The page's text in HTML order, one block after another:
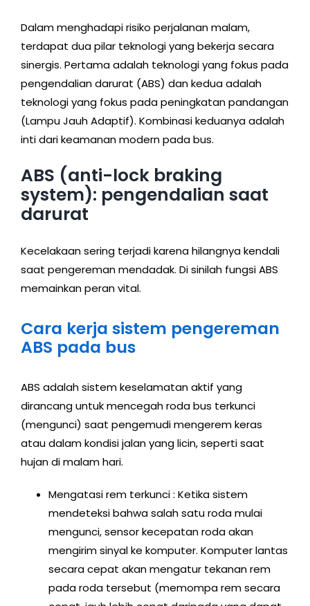
Dalam menghadapi risiko perjalanan malam,
terdapat dua pilar teknologi yang bekerja secara
sinergis. Pertama adalah teknologi yang fokus pada
pengendalian darurat (ABS) dan kedua adalah
teknologi yang fokus pada peningkatan pandangan
(Lampu Jauh Adaptif). Kombinasi keduanya adalah
inti dari keamanan modern pada bus.
ABS (anti-lock braking
system): pengendalian saat
darurat
Kecelakaan sering terjadi karena hilangnya kendali
saat pengereman mendadak. Di sinilah fungsi ABS
memainkan peran vital.
Cara kerja sistem pengereman
ABS pada bus
ABS adalah sistem keselamatan aktif yang
dirancang untuk mencegah roda bus terkunci
(mengunci) saat pengemudi mengerem keras
atau dalam kondisi jalan yang licin, seperti saat
hujan di malam hari.
Mengatasi rem terkunci : Ketika sistem
mendeteksi bahwa salah satu roda mulai
mengunci, sensor kecepatan roda akan
mengirim sinyal ke komputer. Komputer lantas
secara cepat akan mengatur tekanan rem
pada roda tersebut (memompa rem secara